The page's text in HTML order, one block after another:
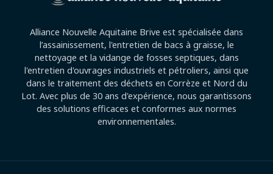
Alliance Nouvelle Aquitaine Brive est spécialisée dans
l’assainissement, l'entretien de bacs à graisse, le
nettoyage et la vidange de fosses septiques, dans
l'entretien d'ouvrages industriels et pétroliers, ainsi que
dans le traitement des déchets en Corrèze et Nord du
Lot. Avec plus de 30 ans d'expérience, nous garantissons
des solutions efficaces et conformes aux normes
environnementales.